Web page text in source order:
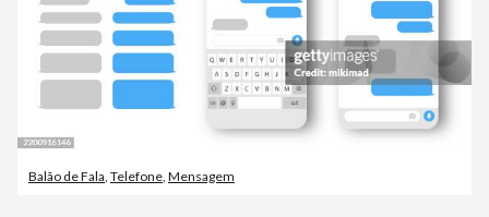
Balão de Fala Telefone Mensagem